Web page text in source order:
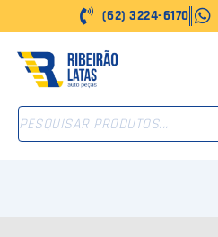
para
conteúdo
(62) 3224-6170
PESQUISAR
PRODUTOS